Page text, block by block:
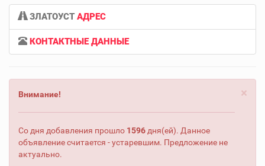
ЗЛАТОУСТАДРЕС
КОНТАКТНЫЕ ДАННЫЕ
×
Внимание!
Со дня добавления прошло 1596 дня(ей). Данное
объявление считается - устаревшим. Предложение не
актуально.